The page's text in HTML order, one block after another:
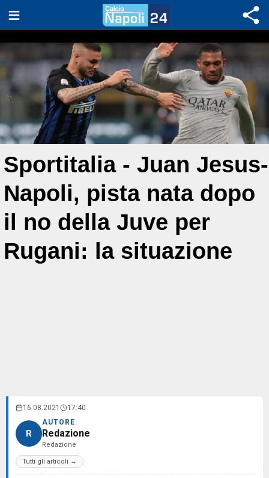
Sportitalia - Juan Jesus-
Napoli, pista nata dopo
il no della Juve per
Rugani: la situazione
16.08.2021 17:40
R
AUTORE
Redazione
Redazione
Tutti gli articoli →